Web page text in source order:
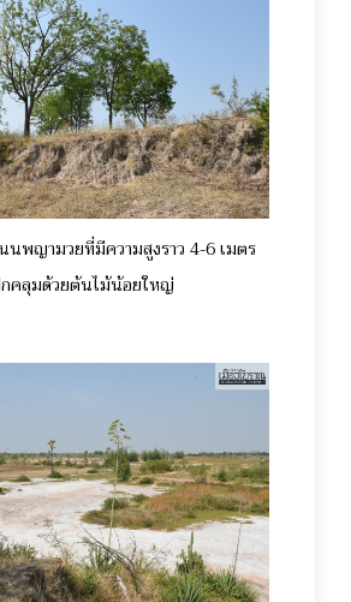
พญามวยที่มีความสูงราว 4-6 เมตร
คลุมด้วยต้นไม้น้อยใหญ่